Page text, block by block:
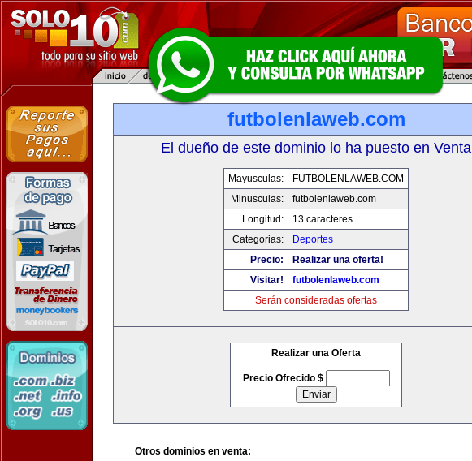
futbolenlaweb.com
El dueño de este dominio lo ha puesto en Venta
Mayusculas:
FUTBOLENLAWEB.COM
Minusculas:
futbolenlaweb.com
Longitud:
13 caracteres
Categorias:
Deportes
Precio:
Realizar una oferta!
Visitar!
futbolenlaweb.com
Serán consideradas ofertas
Realizar una Oferta
Precio Ofrecido $
Otros dominios en venta: